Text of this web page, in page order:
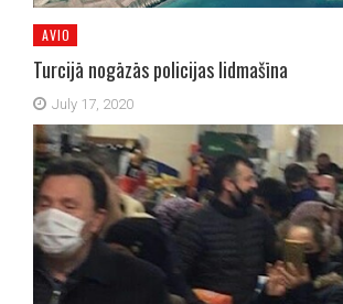
AVIO
Turcijā nogāzās policijas lidmašīna
July 17, 2020